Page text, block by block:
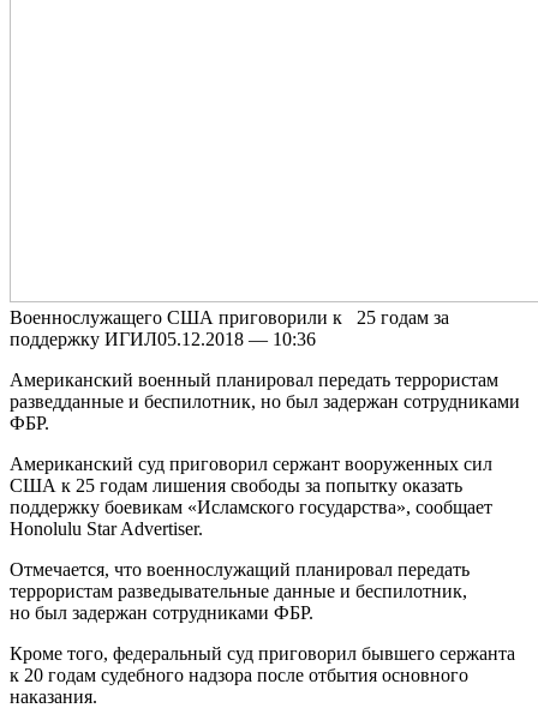
Вoeннoслужaщeгo США приговорили к 25 годам за
поддержку ИГИЛ05.12.2018 — 10:36
Американский военный планировал передать террористам
разведданные и беспилотник, но был задержан сотрудниками
ФБР.
Американский суд приговорил сержант вооруженных сил
США к 25 годам лишения свободы за попытку оказать
поддержку боевикам «Исламского государства», сообщает
Honolulu Star Advertiser.
Отмечается, что военнослужащий планировал передать
террористам разведывательные данные и беспилотник,
но был задержан сотрудниками ФБР.
Кроме того, федеральный суд приговорил бывшего сержанта
к 20 годам судебного надзора после отбытия основного
наказания.